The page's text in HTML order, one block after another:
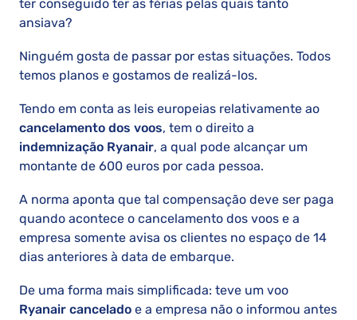
ter conseguido ter as férias pelas quais tanto
ansiava?
Ninguém gosta de passar por estas situações. Todos
temos planos e gostamos de realizá-los.
Tendo em conta as leis europeias relativamente ao
cancelamento dos voos, tem o direito a
indemnização Ryanair, a qual pode alcançar um
montante de 600 euros por cada pessoa.
A norma aponta que tal compensação deve ser paga
quando acontece o cancelamento dos voos e a
empresa somente avisa os clientes no espaço de 14
dias anteriores à data de embarque.
De uma forma mais simplificada: teve um voo
Ryanair cancelado e a empresa não o informou antes